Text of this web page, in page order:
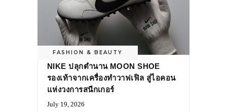
FASHION & BEAUTY
NIKE ปลุกตำนาน MOON SHOE
รองเท้าจากเครื่องทำวาฟเฟิล สู่ไอคอน
แห่งวงการสนีกเกอร์
July 19, 2026